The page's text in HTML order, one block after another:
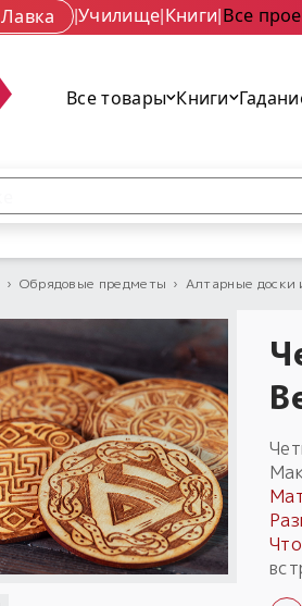
Лавка |Училище|Книги|Все
Все товары Книги
› Обрядовые предметы › Алтарные доски